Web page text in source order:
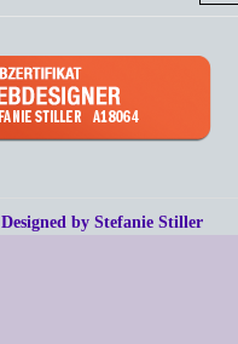
Designed by Stefanie Stiller